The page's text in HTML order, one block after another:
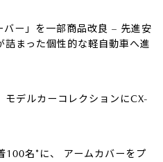
バー」を一部商品改良 – 先進安
まった個性的な軽自動車へ進
モデルカーコレクションにCX-
100名*に、​ アームカバーをプ